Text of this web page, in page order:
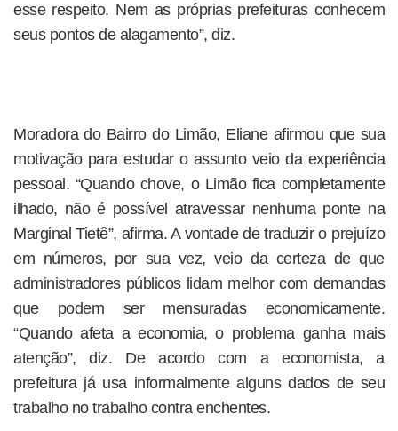
esse respeito. Nem as próprias prefeituras conhecem
seus pontos de alagamento”, diz.
Moradora do Bairro do Limão, Eliane afirmou que sua
motivação para estudar o assunto veio da experiência
pessoal. “Quando chove, o Limão fica completamente
ilhado, não é possível atravessar nenhuma ponte na
Marginal Tietê”, afirma. A vontade de traduzir o prejuízo
em números, por sua vez, veio da certeza de que
administradores públicos lidam melhor com demandas
que podem ser mensuradas economicamente.
“Quando afeta a economia, o problema ganha mais
atenção”, diz. De acordo com a economista, a
prefeitura já usa informalmente alguns dados de seu
trabalho no trabalho contra enchentes.